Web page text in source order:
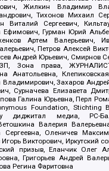
Жилкин Владимир
Тихонов Михаил
Виталий Сергеевич,
Гурман Юрий
Артем Валерьевич,
Петров Алексей
Андрей Юрьевич, Смирнов
Зона права,
Анатольевна,
Захаров
Сурначева Елизавета
Галина Юрьевна, Перл
Foundation, Stichting
диджитал медиа, РС-
Валерия
Сергеевна, Оленичев
Игорь Викторович, Иркутский
призыв, Еланчик Олег
Григорьев Андрей
Регина Фаритовна